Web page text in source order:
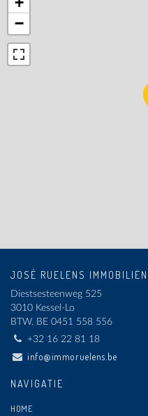
−
JOSÉ RUELENS IMMOBILIËN
Diestsesteenweg 525
3010 Kessel-Lo
BTW. BE 0451 558 556
+32 16 22 81 18
info@immoruelens.be
NAVIGATIE
HOME